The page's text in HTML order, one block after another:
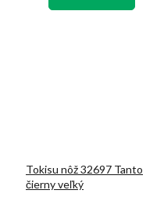
Tokisu nôž 32697 Tanto
čierny veľký